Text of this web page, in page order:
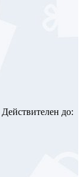
Действителен до: